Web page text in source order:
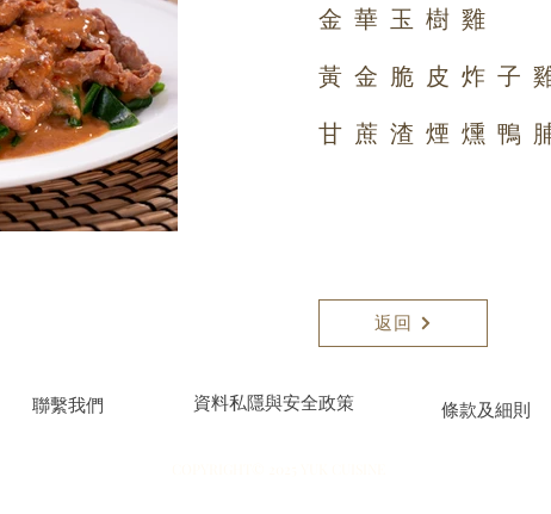
金華玉樹雞
黃金脆皮炸子
甘蔗渣煙燻鴨
返回
聯繫我們 資料私隱與安全政策 條款及細則